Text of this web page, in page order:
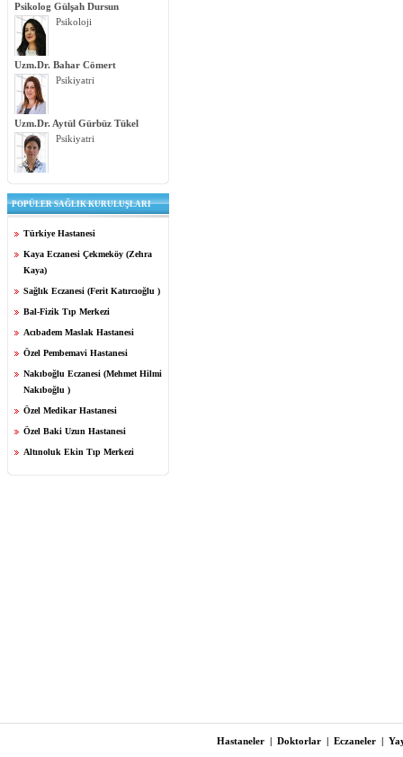
Psikolog Gülşah Dursun
Psikoloji
Uzm.Dr. Bahar Cömert
Psikiyatri
Uzm.Dr. Aytül Gürbüz Tükel
Psikiyatri
POPÜLER SAĞLIK KURULUŞLARI
Türkiye Hastanesi
Kaya Eczanesi Çekmeköy (Zehra
Kaya)
Sağlık Eczanesi (Ferit Katırcıoğlu )
Bal-Fizik Tıp Merkezi
Acıbadem Maslak Hastanesi
Özel Pembemavi Hastanesi
Nakıboğlu Eczanesi (Mehmet Hilmi
Nakıboğlu )
Özel Medikar Hastanesi
Özel Baki Uzun Hastanesi
Altınoluk Ekin Tıp Merkezi
Hastaneler | Doktorlar | Eczaneler |